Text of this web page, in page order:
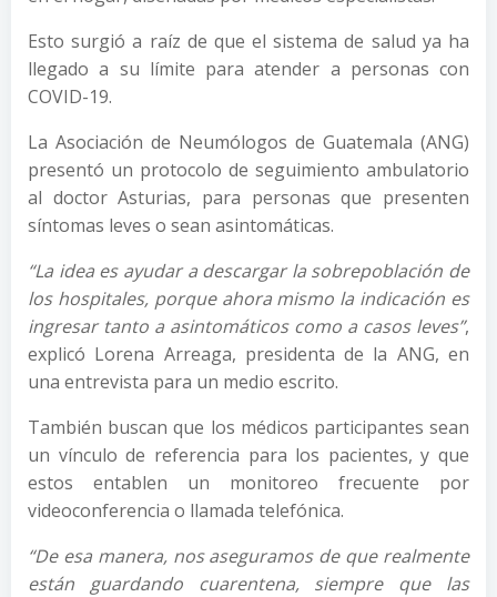
Esto surgió a raíz de que el sistema de salud ya ha
llegado a su límite para atender a personas con
COVID-19.
La Asociación de Neumólogos de Guatemala (ANG)
presentó un protocolo de seguimiento ambulatorio
al doctor Asturias, para personas que presenten
síntomas leves o sean asintomáticas.
“La idea es ayudar a descargar la sobrepoblación de
los hospitales, porque ahora mismo la indicación es
ingresar tanto a asintomáticos como a casos leves”,
explicó Lorena Arreaga, presidenta de la ANG, en
una entrevista para un medio escrito.
También buscan que los médicos participantes sean
un vínculo de referencia para los pacientes, y que
estos entablen un monitoreo frecuente por
videoconferencia o llamada telefónica.
“De esa manera, nos aseguramos de que realmente
están guardando cuarentena, siempre que las